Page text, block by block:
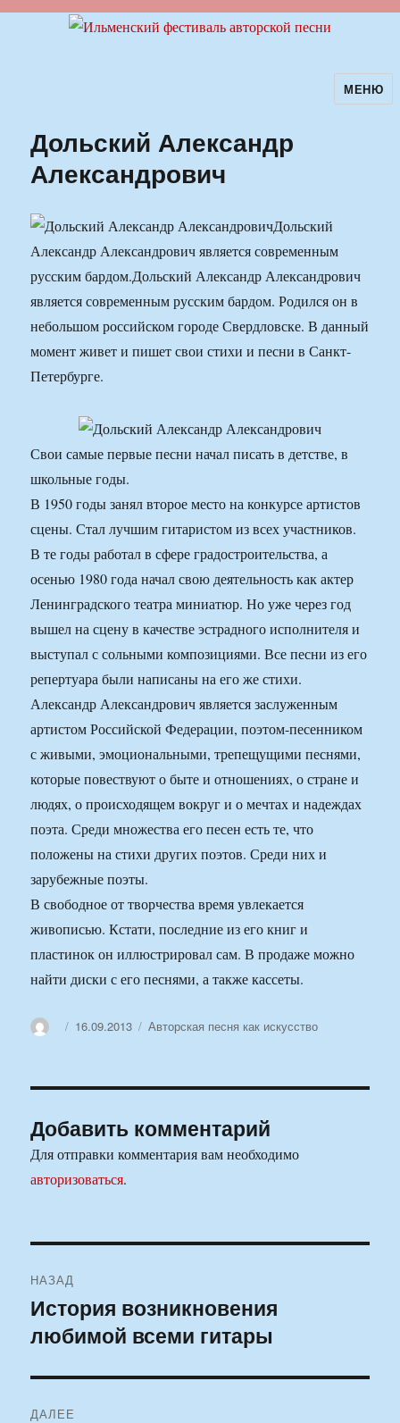
Ильменский фестиваль авторскойМЕНЮ
Дольский Александр
Александрович
Дольский
Александр Александрович является современным
русским бардом.Дольский Александр Александрович
является современным русским бардом. Родился он в
небольшом российском городе Свердловске. В данный
момент живет и пишет свои стихи и песни в Санкт-
Петербурге.
Свои самые первые песни начал писать в детстве, в
школьные годы.
В 1950 годы занял второе место на конкурсе артистов
сцены. Стал лучшим гитаристом из всех участников.
В те годы работал в сфере градостроительства, а
осенью 1980 года начал свою деятельность как актер
Ленинградского театра миниатюр. Но уже через год
вышел на сцену в качестве эстрадного исполнителя и
выступал с сольными композициями. Все песни из его
репертуара были написаны на его же стихи.
Александр Александрович является заслуженным
артистом Российской Федерации, поэтом-песенником
с живыми, эмоциональными, трепещущими песнями,
которые повествуют о быте и отношениях, о стране и
людях, о происходящем вокруг и о мечтах и надеждах
поэта. Среди множества его песен есть те, что
положены на стихи других поэтов. Среди них и
зарубежные поэты.
В свободное от творчества время увлекается
живописью. Кстати, последние из его книг и
пластинок он иллюстрировал сам. В продаже можно
найти диски с его песнями, а также кассеты.
АвторОпубликовано
16.09.2013 Рубрики
Авторская песня как искусство
Добавить комментарий
Для отправки комментария вам необходимо
авторизоваться.
по
записям
НАЗАД
Предыдущая
запись:
История возникновения
любимой всеми гитары
ДАЛЕЕ